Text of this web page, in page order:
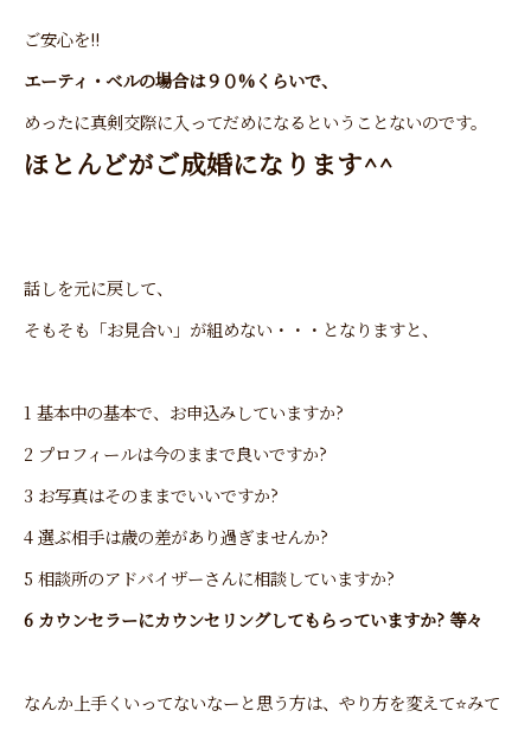
ご安心を!!
エーティ・ベルの場合は９０%くらいで、
めったに真剣交際に入ってだめになるということないのです。
ほとんどがご成婚になります^^
話しを元に戻して、
そもそも「お見合い」が組めない・・・となりますと、
1 基本中の基本で、お申込みしていますか?
2 プロフィールは今のままで良いですか?
3 お写真はそのままでいいですか?
4 選ぶ相手は歳の差があり過ぎませんか?
5 相談所のアドバイザーさんに相談していますか?
6 カウンセラーにカウンセリングしてもらっていますか? 等々
なんか上手くいってないなーと思う方は、やり方を変えて⭐みて